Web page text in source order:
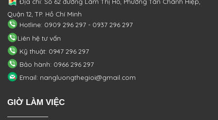
Địa chỉ: Số 62 đường Lâm Thị Hố, PhườngTân Chánh Hiệp,
Quận 12, TP. Hồ Chí Minh
Hotline: 0909 296 297 - 0937 296 297
Liên hệ tư vấn
Kỹ thuật: 0947 296 297
Bảo hành: 0966 296 297
Email: nangluongthegioi@gmail.com
GIỜ LÀM VIỆC